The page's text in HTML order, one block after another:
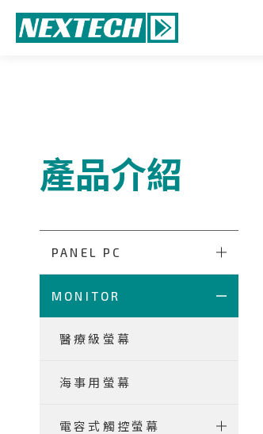
產品介紹
PANEL PC
MONITOR
醫療級螢幕
海事用螢幕
電容式觸控螢幕